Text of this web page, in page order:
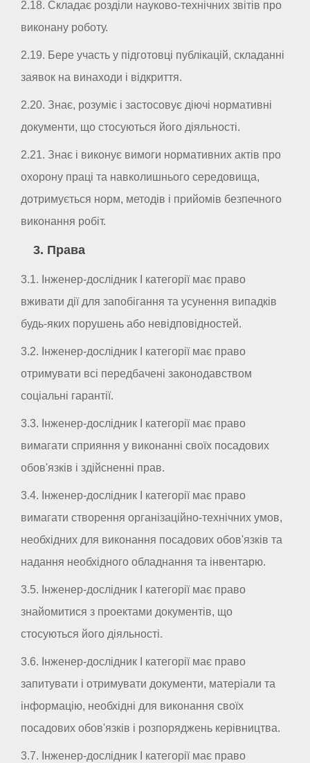
2.18. Складає розділи науково-технічних звітів про
виконану роботу.
2.19. Бере участь у підготовці публікацій, складанні
заявок на винаходи і відкриття.
2.20. Знає, розуміє і застосовує діючі нормативні
документи, що стосуються його діяльності.
2.21. Знає і виконує вимоги нормативних актів про
охорону праці та навколишнього середовища,
дотримується норм, методів і прийомів безпечного
виконання робіт.
3. Права
3.1. Інженер-дослідник I категорії має право
вживати дії для запобігання та усунення випадків
будь-яких порушень або невідповідностей.
3.2. Інженер-дослідник I категорії має право
отримувати всі передбачені законодавством
соціальні гарантії.
3.3. Інженер-дослідник I категорії має право
вимагати сприяння у виконанні своїх посадових
обов'язків і здійсненні прав.
3.4. Інженер-дослідник I категорії має право
вимагати створення організаційно-технічних умов,
необхідних для виконання посадових обов'язків та
надання необхідного обладнання та інвентарю.
3.5. Інженер-дослідник I категорії має право
знайомитися з проектами документів, що
стосуються його діяльності.
3.6. Інженер-дослідник I категорії має право
запитувати і отримувати документи, матеріали та
інформацію, необхідні для виконання своїх
посадових обов'язків і розпоряджень керівництва.
3.7. Інженер-дослідник I категорії має право